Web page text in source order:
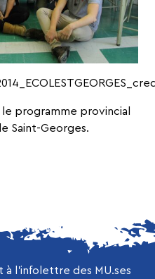
programme provincial
Saint-Georges.
DE NOS
l’infolettre des MU.ses